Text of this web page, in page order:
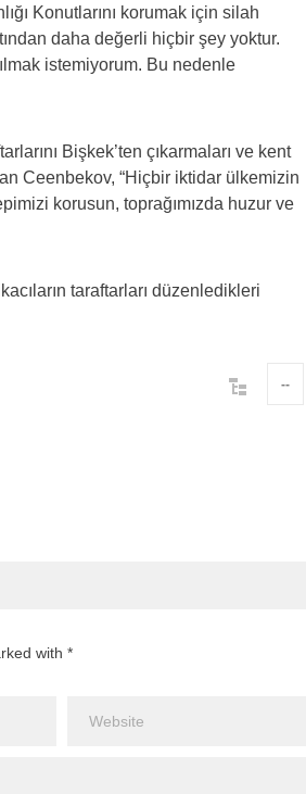
Konutlarını korumak için silah
daha değerli hiçbir şey yoktur.
istemiyorum. Bu nedenle
Bişkek’ten çıkarmaları ve kent
Ceenbekov, “Hiçbir iktidar ülkemizin
korusun, toprağımızda huzur ve
taraftarları düzenledikleri
--
with *